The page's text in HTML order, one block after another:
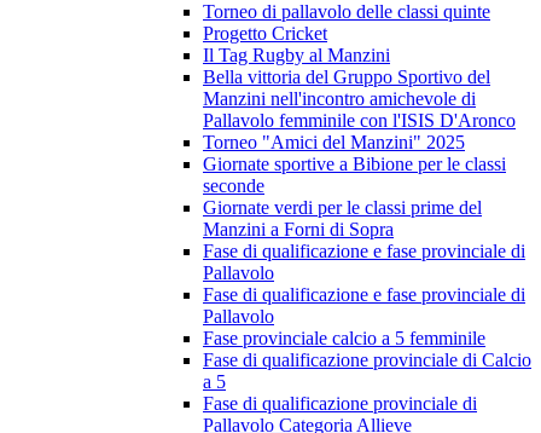
Torneo di pallavolo delle classi quinte
Progetto Cricket
Il Tag Rugby al Manzini
Bella vittoria del Gruppo Sportivo del
Manzini nell'incontro amichevole di
Pallavolo femminile con l'ISIS D'Aronco
Torneo "Amici del Manzini" 2025
Giornate sportive a Bibione per le classi
seconde
Giornate verdi per le classi prime del
Manzini a Forni di Sopra
Fase di qualificazione e fase provinciale di
Pallavolo
Fase di qualificazione e fase provinciale di
Pallavolo
Fase provinciale calcio a 5 femminile
Fase di qualificazione provinciale di Calcio
a 5
Fase di qualificazione provinciale di
Pallavolo Categoria Allieve